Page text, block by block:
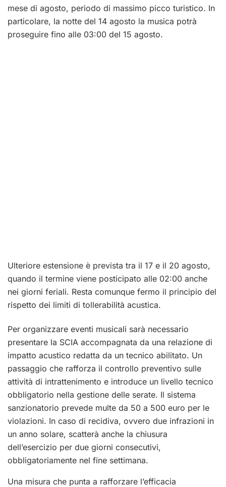
mese di agosto, periodo di massimo picco turistico. In
particolare, la notte del 14 agosto la musica potrà
proseguire fino alle 03:00 del 15 agosto.
Ulteriore estensione è prevista tra il 17 e il 20 agosto,
quando il termine viene posticipato alle 02:00 anche
nei giorni feriali. Resta comunque fermo il principio del
rispetto dei limiti di tollerabilità acustica.
Per organizzare eventi musicali sarà necessario
presentare la SCIA accompagnata da una relazione di
impatto acustico redatta da un tecnico abilitato. Un
passaggio che rafforza il controllo preventivo sulle
attività di intrattenimento e introduce un livello tecnico
obbligatorio nella gestione delle serate. Il sistema
sanzionatorio prevede multe da 50 a 500 euro per le
violazioni. In caso di recidiva, ovvero due infrazioni in
un anno solare, scatterà anche la chiusura
dell’esercizio per due giorni consecutivi,
obbligatoriamente nel fine settimana.
Una misura che punta a rafforzare l’efficacia